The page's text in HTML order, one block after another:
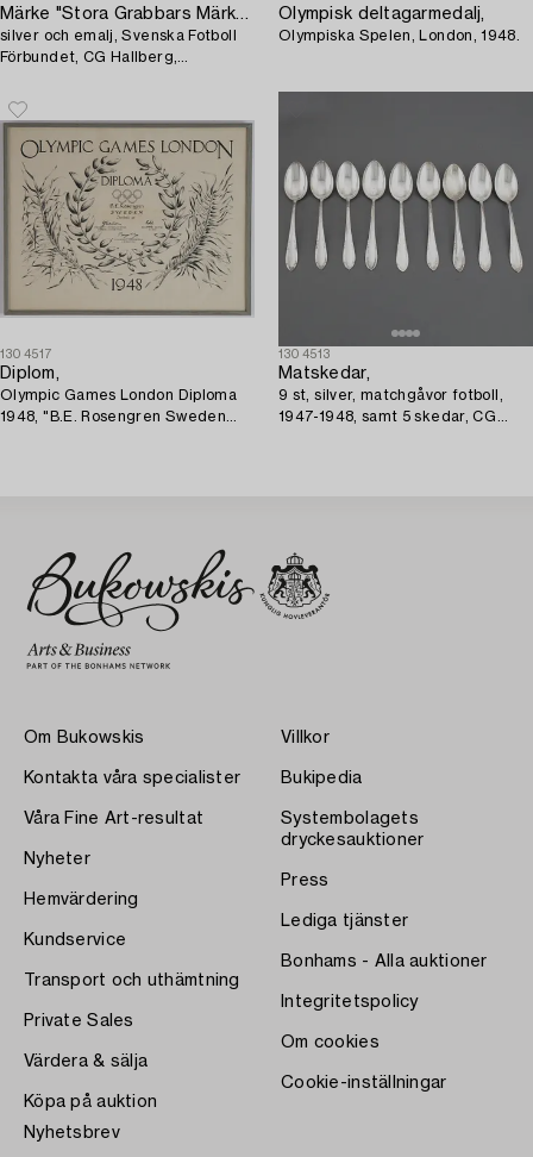
Märke "Stora Grabbars Märke",
silver och emalj, Svenska Fotboll
Förbundet, CG Hallberg,
Olympisk deltagarmedalj,
Olympiska Spelen, London, 1948.
1304517
Diplom,
Olympic Games London Diploma
1948, "B.E. Rosengren Sweden
1304513
Matskedar,
9 st, silver, matchgåvor fotboll,
1947-1948, samt 5 skedar, CG
Om Bukowskis
Kontakta våra specialister
Våra Fine Art-resultat
Nyheter
Hemvärdering
Kundservice
Transport och uthämtning
Private Sales
Värdera & sälja
Köpa på auktion
Villkor
Bukipedia
Systembolagets
dryckesauktioner
Press
Lediga tjänster
Bonhams - Alla auktioner
Integritetspolicy
Om cookies
Cookie-inställningar
Nyhetsbrev